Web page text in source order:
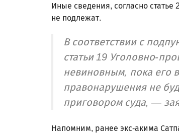
Иные сведения, согласно
не подлежат.
В соответствии с
статьи 19 Уголовно-
невиновным, пока его
правонарушения не
приговором суда, —
Напомним, ранее экс-акима